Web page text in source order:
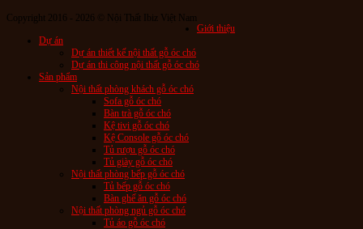
Copyright 2016 - 2026 © Nội Thất Ibiz Việt Nam
Giới thiệu
Dự án
Dự án thiết kế nội thất gỗ óc chó
Dự án thi công nội thất gỗ óc chó
Sản phẩm
Nội thất phòng khách gỗ óc chó
Sofa gỗ óc chó
Bàn trà gỗ óc chó
Kệ tivi gỗ óc chó
Kệ Console gỗ óc chó
Tủ rượu gỗ óc chó
Tủ giày gỗ óc chó
Nội thất phòng bếp gỗ óc chó
Tủ bếp gỗ óc chó
Bàn ghế ăn gỗ óc chó
Nội thất phòng ngủ gỗ óc chó
Tủ áo gỗ óc chó